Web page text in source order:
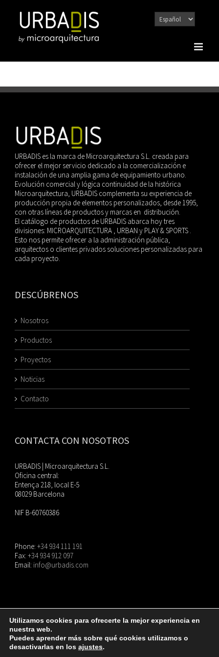
contenido
URBADIS es la marca de Microarquitectura S.L. creada para
ofrecer el mejor servicio dedicado a la comercialización e
instalación de una amplia gama de equipamiento urbano.
Evolución comercial y lógica continuidad de la histórica
Microarquitectura, URBADIS complementa su experiencia de
producción propia de elementos personalizados, desde 1995,
con otras líneas de productos y marcas en distribución.
El catálogo de productos de URBADIS abarca hoy tres
divisiones: MICROARQUITECTURA , URBAN y PLAY & SPORTS .
Esto nos permite ofrecer a la administración pública,
arquitectos o clientes privados soluciones personalizadas para
cada proyecto.
DESCÚBRENOS
Nosotros
Productos
Proyectos
Noticias
Contacto
CONTACTA CON NOSOTROS
URBADIS | Microarquitectura S.L.
Oficina central:
Entença 218, local E-5
08029 Barcelona
NIF B-60760386
Phone: +34 934 111 191
Fax: +34 934 912 097
Email: info@urbadis.com
© Copyright 2026 | URBADIS | Todos los derechos reservados. |
Política de privacidad|Política de cookies
Utilizamos cookies para ofrecerte la mejor experiencia en
nuestra web.
Puedes aprender más sobre qué cookies utilizamos o
desactivarlas en los ajustes.